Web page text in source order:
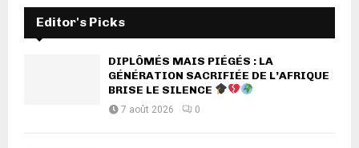
Editor's Picks
DIPLÔMÉS MAIS PIÉGÉS : LA
GÉNÉRATION SACRIFIÉE DE L’AFRIQUE
BRISE LE SILENCE
7 août 2026 0